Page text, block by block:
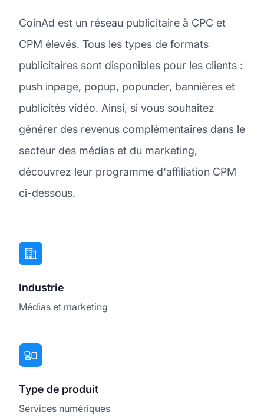
CoinAd est un réseau publicitaire à CPC et
CPM élevés. Tous les types de formats
publicitaires sont disponibles pour les clients :
push inpage, popup, popunder, bannières et
publicités vidéo. Ainsi, si vous souhaitez
générer des revenus complémentaires dans le
secteur des médias et du marketing,
découvrez leur programme d'affiliation CPM
ci-dessous.
Industrie
Médias et marketing
Type de produit
Services numériques